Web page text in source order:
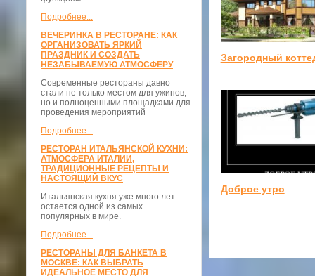
Подробнее...
ВЕЧЕРИНКА В РЕСТОРАНЕ: КАК
ОРГАНИЗОВАТЬ ЯРКИЙ
ПРАЗДНИК И СОЗДАТЬ
НЕЗАБЫВАЕМУЮ АТМОСФЕРУ
Современные рестораны давно
стали не только местом для ужинов,
но и полноценными площадками для
проведения мероприятий
Подробнее...
РЕСТОРАН ИТАЛЬЯНСКОЙ КУХНИ:
АТМОСФЕРА ИТАЛИИ,
ТРАДИЦИОННЫЕ РЕЦЕПТЫ И
НАСТОЯЩИЙ ВКУС
Итальянская кухня уже много лет
остается одной из самых
популярных в мире.
Подробнее...
РЕСТОРАНЫ ДЛЯ БАНКЕТА В
МОСКВЕ: КАК ВЫБРАТЬ
ИДЕАЛЬНОЕ МЕСТО ДЛЯ
Загородный
Доброе утро